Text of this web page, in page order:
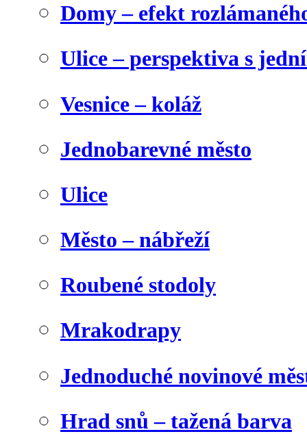
Domy – efekt
Ulice – perspektiva s
Vesnice – koláž
Jednobarevné město
Ulice
Město – nábřeží
Roubené stodoly
Mrakodrapy
Jednoduché novinové
Hrad snů – tažená barva